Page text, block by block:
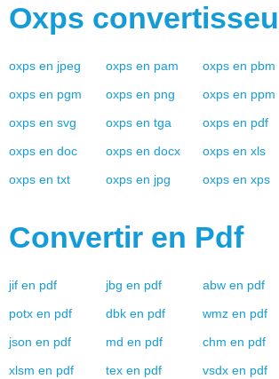
Oxps
oxps en jpeg oxps en pam oxps en pbm
oxps en pgm oxps en png oxps en ppm
oxps en svg oxps en tga oxps en pdf
oxps en doc oxps en docx oxps en xls
oxps en txt oxps en jpg oxps en xps
Convertir en Pdf
jif en pdf jbg en pdf abw en pdf
potx en pdf dbk en pdf wmz en pdf
json en pdf md en pdf chm en pdf
xlsm en pdf tex en pdf vsdx en pdf